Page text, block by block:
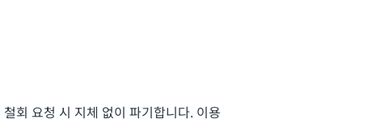
회 요청 시 지체 없이 파기합니다. 이용